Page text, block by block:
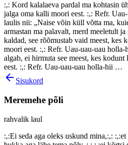
:,: Kord kalalaeva pardal ma kohtasin
jalga oma kalli moori eest. :,: Refr.
laulis nii: „Naise võin küll võtta ma,
armastan ma palavalt, merd meeletult
kaldad, see rõõmustab vaid meest, kes
moori eest. :,: Refr. Uau-uau-uau
algab, ei hirmuta see meest, kes
eest. :,: Refr. Uau-uau-uau holla-hii …
Sisukord
Meremehe põli
rahvalik laul
:,:Ei seda aga oleks uskund mina,:,: